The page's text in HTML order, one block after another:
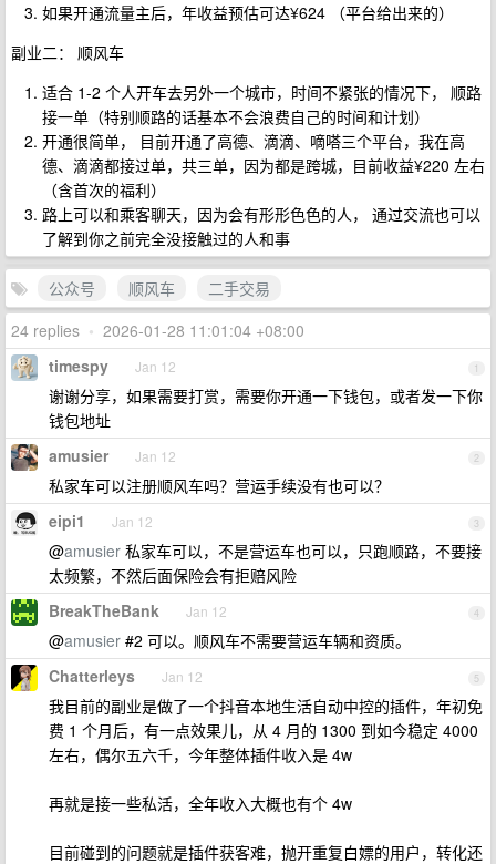
如果开通流量主后，年收益预估可达¥624 （平台给出来的）
副业二： 顺风车
适合 1-2 个人开车去另外一个城市，时间不紧张的情况下， 顺路
接一单（特别顺路的话基本不会浪费自己的时间和计划）
开通很简单， 目前开通了高德、滴滴、嘀嗒三个平台，我在高
德、滴滴都接过单，共三单，因为都是跨城，目前收益¥220 左右
（含首次的福利）
路上可以和乘客聊天，因为会有形形色色的人， 通过交流也可以
了解到你之前完全没接触过的人和事
公众号 顺风车
二手交易
24 replies • 2026-01-28 11:01:04 +08:00
1
timespy Jan 12
谢谢分享，如果需要打赏，需要你开通一下钱包，或者发一下你
钱包地址
2
amusier Jan 12
私家车可以注册顺风车吗？营运手续没有也可以？
3
eipi1 Jan 12
@amusier 私家车可以，不是营运车也可以，只跑顺路，不要接
太频繁，不然后面保险会有拒赔风险
4
BreakTheBank Jan 12
@amusier #2 可以。顺风车不需要营运车辆和资质。
5
Chatterleys Jan 12
我目前的副业是做了一个抖音本地生活自动中控的插件，年初免
费 1 个月后，有一点效果儿，从 4 月的 1300 到如今稳定 4000
左右，偶尔五六千，今年整体插件收入是 4w
再就是接一些私活，全年收入大概也有个 4w
目前碰到的问题就是插件获客难，抛开重复白嫖的用户，转化还